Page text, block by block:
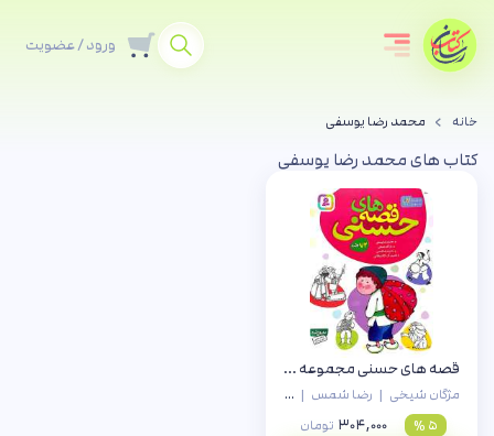
ورود / عضویت
خانه محمد رضا یوسفی
کتاب های محمد رضا یوسفی
قصه های حسنی مجموعه اول
مژگان شیخی | رضا شمس | محمد رضا یوسفی
۵ %
۳۰۴,۰۰۰ تومان